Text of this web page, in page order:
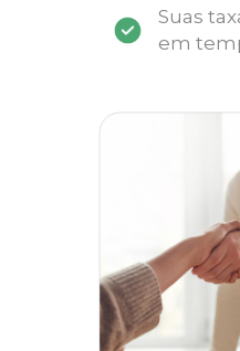
Suas
em